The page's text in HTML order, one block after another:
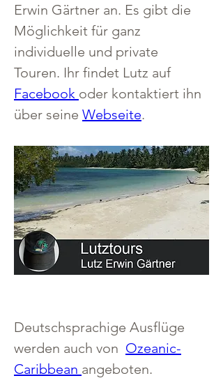
Erwin Gärtner an. Es gibt die
Möglichkeit für ganz
individuelle und private
Touren. Ihr findet Lutz auf
Facebook oder kontaktiert ihn
über seine Webseite.
Deutschsprachige Ausflüge
werden auch von Ozeanic-
Caribbean angeboten.